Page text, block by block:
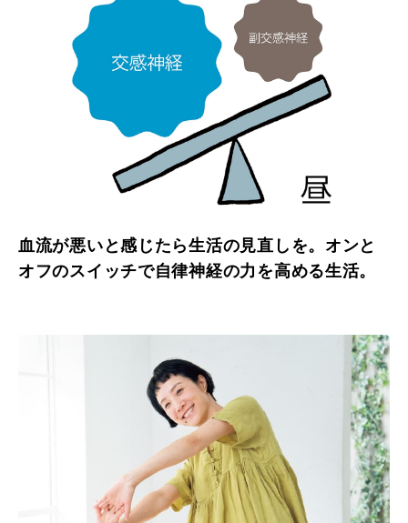
血流が悪いと感じたら生活の見直しを。オンと
オフのスイッチで自律神経の力を高める生活。